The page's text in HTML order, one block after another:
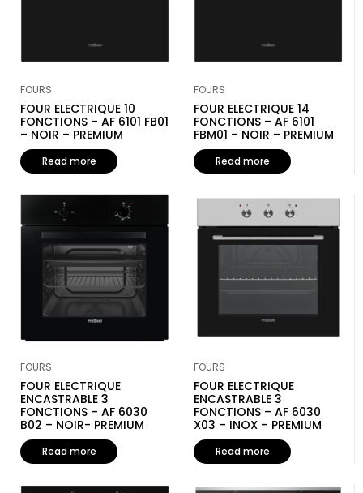
FOURS
FOUR ELECTRIQUE 10
FONCTIONS – AF 6101 FB01
– NOIR – PREMIUM
Read more
FOURS
FOUR ELECTRIQUE 14
FONCTIONS – AF 6101
FBM01 – NOIR – PREMIUM
Read more
FOURS
FOUR ELECTRIQUE
ENCASTRABLE 3
FONCTIONS – AF 6030
B02 – NOIR- PREMIUM
Read more
FOURS
FOUR ELECTRIQUE
ENCASTRABLE 3
FONCTIONS – AF 6030
X03 – INOX – PREMIUM
Read more